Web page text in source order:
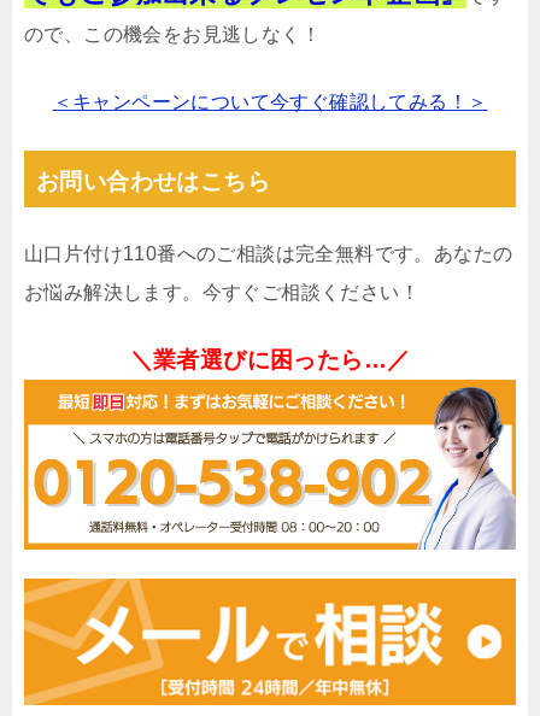
ので、この機会をお見逃しなく！
＜キャンペーンについて今すぐ確認してみる！＞
お問い合わせはこちら
山口片付け110番へのご相談は完全無料です。あなたの
お悩み解決します。今すぐご相談ください！
＼業者選びに困ったら…／